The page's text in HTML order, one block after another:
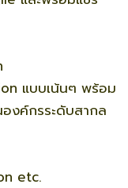
แบบเน้นๆ พร้อม
งค์กรระดับสากล
etc.